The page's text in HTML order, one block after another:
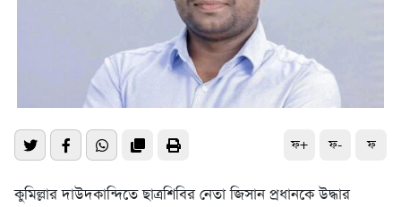
ফ+ ফ- ফ
কুমিল্লার দাউদকান্দিতে ছাত্রশিবির নেতা জিসান প্রধানকে উদ্ধার